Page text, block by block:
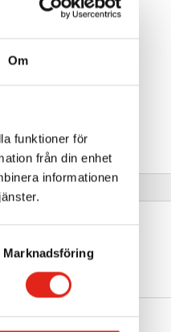
Om
funktioner för
från din enhet
informationen
Marknadsföring